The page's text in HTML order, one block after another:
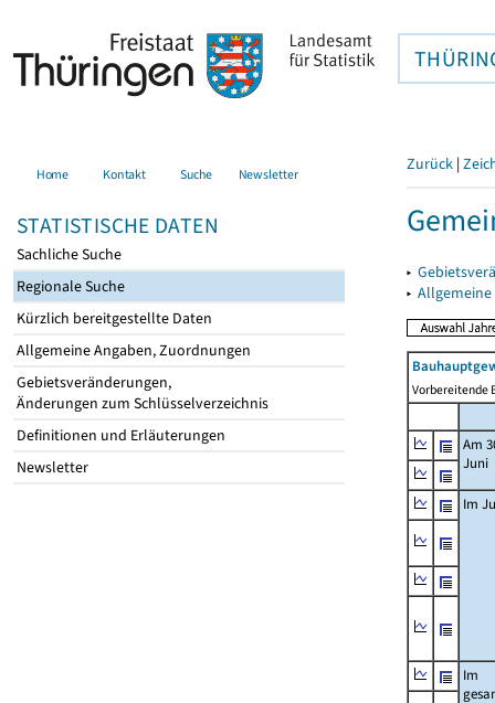
Home Kontakt Suche Newsletter
STATISTISCHE DATEN
Sachliche Suche
Regionale Suche
Kürzlich bereitgestellte Daten
Allgemeine Angaben, Zuordnungen
Gebietsveränderungen,
Änderungen zum Schlüsselverzeichnis
Definitionen und Erläuterungen
Newsletter
Zurück |
▸
▸
Vorbereitende
Am
Juni
Im
Im